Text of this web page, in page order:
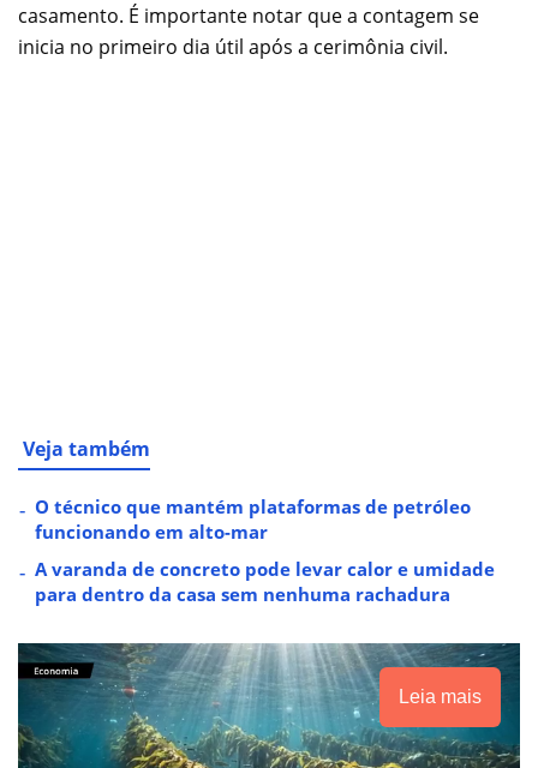
casamento. É importante notar que a contagem se
inicia no primeiro dia útil após a cerimônia civil.
Veja também
O técnico que mantém plataformas de petróleo
funcionando em alto-mar
A varanda de concreto pode levar calor e umidade
para dentro da casa sem nenhuma rachadura
Leia mais